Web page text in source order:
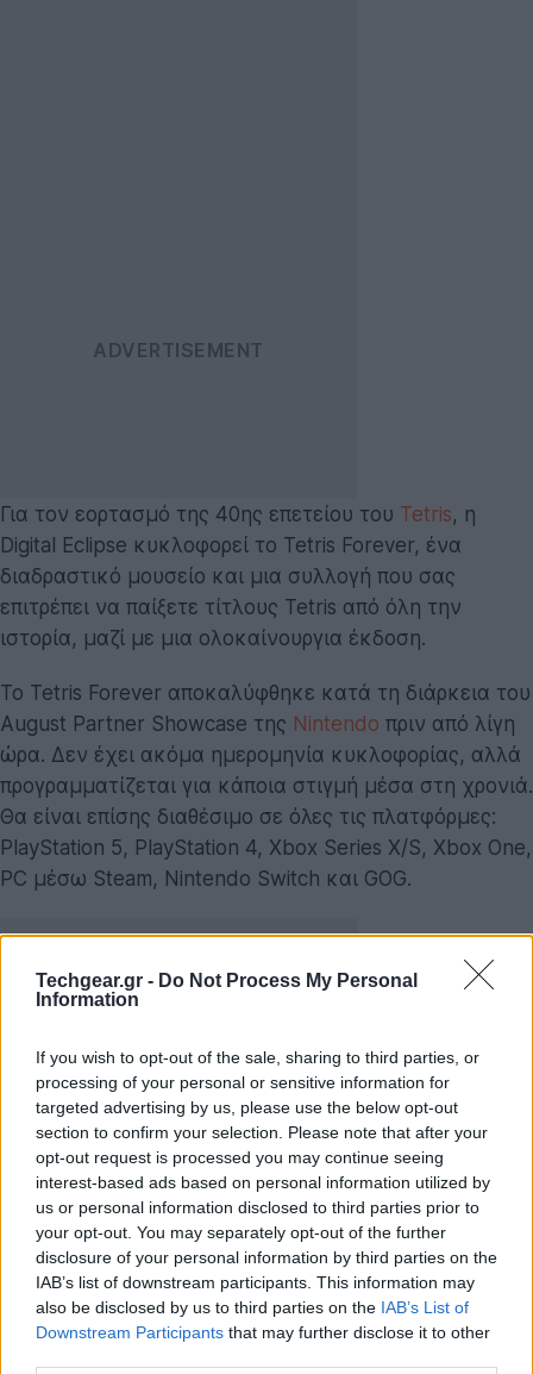
Techgear.gr - Do Not Process My Personal
Information
If you wish to opt-out of the sale, sharing to third parties, or
processing of your personal or sensitive information for
targeted advertising by us, please use the below opt-out
section to confirm your selection. Please note that after your
opt-out request is processed you may continue seeing
interest-based ads based on personal information utilized by
us or personal information disclosed to third parties prior to
your opt-out. You may separately opt-out of the further
disclosure of your personal information by third parties on the
IAB’s list of downstream participants. This information may
also be disclosed by us to third parties on the IAB’s List of
Downstream Participants that may further disclose it to other
Για τον εορτασμό της 40ης επετείου του Tetris, η
Digital Eclipse κυκλοφορεί το Tetris Forever, ένα
διαδραστικό μουσείο και μια συλλογή που σας
επιτρέπει να παίξετε τίτλους Tetris από όλη την
ιστορία, μαζί με μια ολοκαίνουργια έκδοση.
Το Tetris Forever αποκαλύφθηκε κατά τη διάρκεια του
August Partner Showcase της Nintendo πριν από λίγη
ώρα. Δεν έχει ακόμα ημερομηνία κυκλοφορίας, αλλά
προγραμματίζεται για κάποια στιγμή μέσα στη χρονιά.
Θα είναι επίσης διαθέσιμο σε όλες τις πλατφόρμες:
PlayStation 5, PlayStation 4, Xbox Series X/S, Xbox One,
PC μέσω Steam, Nintendo Switch και GOG.